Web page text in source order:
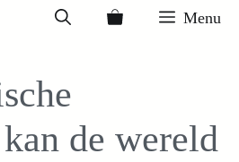
Menu
de wereld